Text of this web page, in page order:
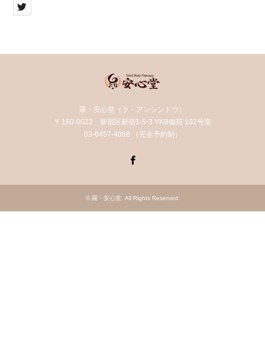
羅・安心堂（ラ・アンシンドウ）
〒160-0022 新宿区新宿1-5-3 YKB御苑 102号室
03-6457-4068 （完全予約制）
© 羅・安心堂. All Rights Reserved.